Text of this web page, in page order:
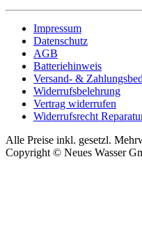
Impressum
Datenschutz
AGB
Batteriehinweis
Versand- &
Widerrufsbelehrung
Vertrag widerrufen
Widerrufsrecht
Alle Preise inkl. gesetzl.
Copyright © Neues Wasser